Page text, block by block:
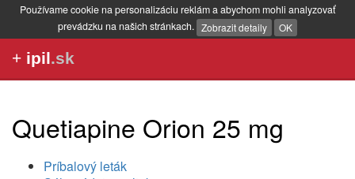
Používame cookie na personalizáciu reklám a abychom mohli analyzovať
prevádzku na našich stránkach. Zobrazit detaily OK
+ ipil.sk
Quetiapine Orion 25 mg
Príbalový leták